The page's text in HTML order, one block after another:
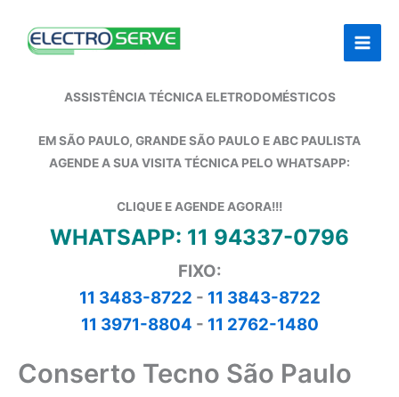
ASSISTÊNCIA TÉCNICA ELETRODOMÉSTICOS
EM SÃO PAULO, GRANDE SÃO PAULO E ABC PAULISTA
AGENDE A SUA VISITA TÉCNICA PELO WHATSAPP:
CLIQUE E AGENDE AGORA!!!
WHATSAPP: 11 94337-0796
FIXO:
11 3483-8722 - 11 3843-8722
11 3971-8804 - 11 2762-1480
Conserto Tecno São Paulo